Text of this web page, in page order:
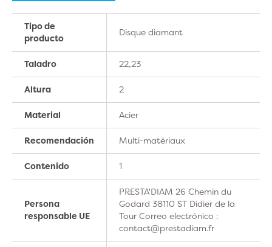
Tipo de
producto
Disque diamant
Taladro 22,23
Altura 2
Material Acier
Recomendación Multi-matériaux
Contenido 1
Persona
responsable UE
PRESTA'DIAM 26 Chemin du
Godard 38110 ST Didier de la
Tour Correo electrónico :
contact@prestadiam.fr